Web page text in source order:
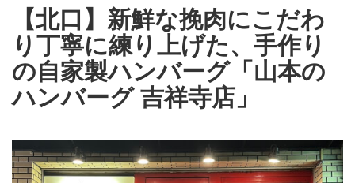
【北口】新鮮な挽肉にこだわ
り丁寧に練り上げた、手作り
の自家製ハンバーグ「山本の
ハンバーグ 吉祥寺店」